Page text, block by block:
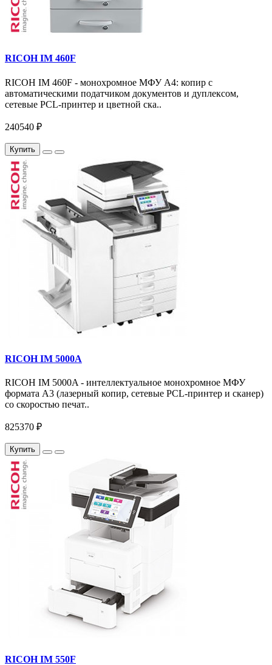
RICOH IM 460F
RICOH IM 460F - монохромное МФУ A4: копир с
автоматическими податчиком документов и дуплексом,
сетевые PCL-принтер и цветной ска..
240540 ₽
Купить
RICOH IM 5000A
RICOH IM 5000A - интеллектуальное монохромное МФУ
формата А3 (лазерный копир, сетевые PCL-принтер и сканер)
со скоростью печат..
825370 ₽
Купить
RICOH IM 550F